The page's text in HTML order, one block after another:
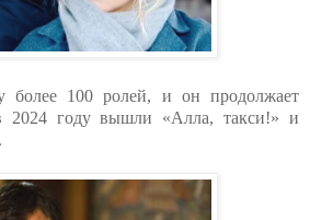
более 100 ролей, и он продолжает
2024 году вышли «Алла, такси!» и